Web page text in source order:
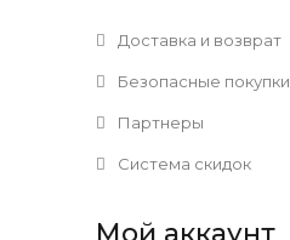
Доставка и возврат
Безопасные покупки
Партнеры
Система скидок